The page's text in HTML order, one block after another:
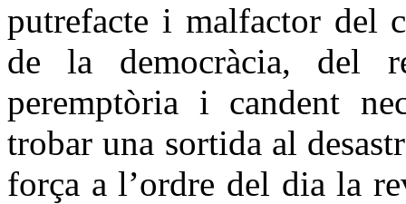
putrefacte i malfactor del
de la democràcia, del
peremptòria i candent
trobar una sortida al
força a l’ordre del dia la